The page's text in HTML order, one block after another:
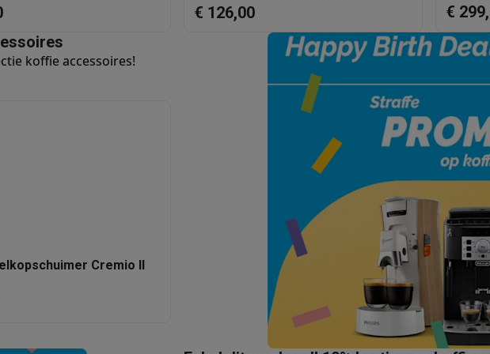
Opzetkookplaten
Pizzamakers
Accessoires
StofzuigerzakkenAccessoires
Accessoires
Tussenkaders en sokkelsDroogrekken
€ 126,00 €
koffie accessoires!
Cremio II